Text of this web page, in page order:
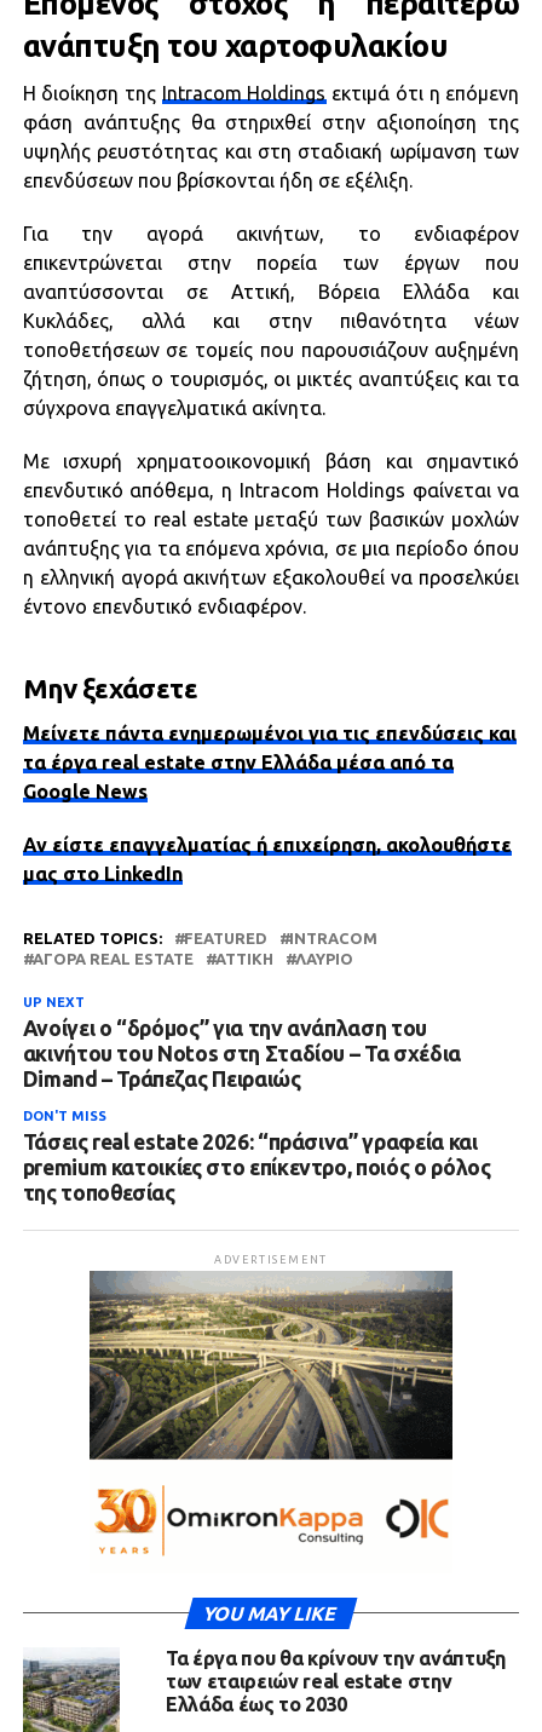
ανάπτυξη του χαρτοφυλακίου
Η διοίκηση της Intracom Holdings εκτιμά ότι η επόμενη
φάση ανάπτυξης θα στηριχθεί στην αξιοποίηση της
υψηλής ρευστότητας και στη σταδιακή ωρίμανση των
επενδύσεων που βρίσκονται ήδη σε εξέλιξη.
Για την αγορά ακινήτων, το ενδιαφέρον
επικεντρώνεται στην πορεία των έργων που
αναπτύσσονται σε Αττική, Βόρεια Ελλάδα και
Κυκλάδες, αλλά και στην πιθανότητα νέων
τοποθετήσεων σε τομείς που παρουσιάζουν αυξημένη
ζήτηση, όπως ο τουρισμός, οι μικτές αναπτύξεις και τα
σύγχρονα επαγγελματικά ακίνητα.
Με ισχυρή χρηματοοικονομική βάση και σημαντικό
επενδυτικό απόθεμα, η Intracom Holdings φαίνεται να
τοποθετεί το real estate μεταξύ των βασικών μοχλών
ανάπτυξης για τα επόμενα χρόνια, σε μια περίοδο όπου
η ελληνική αγορά ακινήτων εξακολουθεί να προσελκύει
έντονο επενδυτικό ενδιαφέρον.
Μην ξεχάσετε
Μείνετε πάντα ενημερωμένοι για τις επενδύσεις και
τα έργα real estate στην Ελλάδα μέσα από τα
Google News
Αν είστε επαγγελματίας ή επιχείρηση, ακολουθήστε
μας στο LinkedIn
RELATED TOPICS: FEATURED
INTRACOM
ΑΓΟΡΆ REAL ESTATE
ΑΤΤΙΚΗ ΛΑΎΡΙΟ
UP NEXT
Ανοίγει ο “δρόμος” για την ανάπλαση του
ακινήτου του Notos στη Σταδίου – Τα σχέδια
Dimand – Τράπεζας Πειραιώς
DON'T MISS
Τάσεις real estate 2026: “πράσινα” γραφεία και
premium κατοικίες στο επίκεντρο, ποιός ο ρόλος
της τοποθεσίας
ADVERTISEMENT
YOU MAY LIKE
Τα έργα που θα κρίνουν την ανάπτυξη
των εταιρειών real estate στην
Ελλάδα έως το 2030